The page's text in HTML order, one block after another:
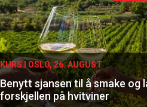
KURS I OSLO, 26. AUGUST
Benytt sjansen til å smake og
forskjellen på hvitviner